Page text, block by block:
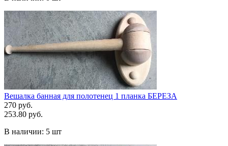
Вешалка банная для полотенец 1 планка БЕРЕЗА
270 руб.
253.80 руб.
В наличии: 5 шт